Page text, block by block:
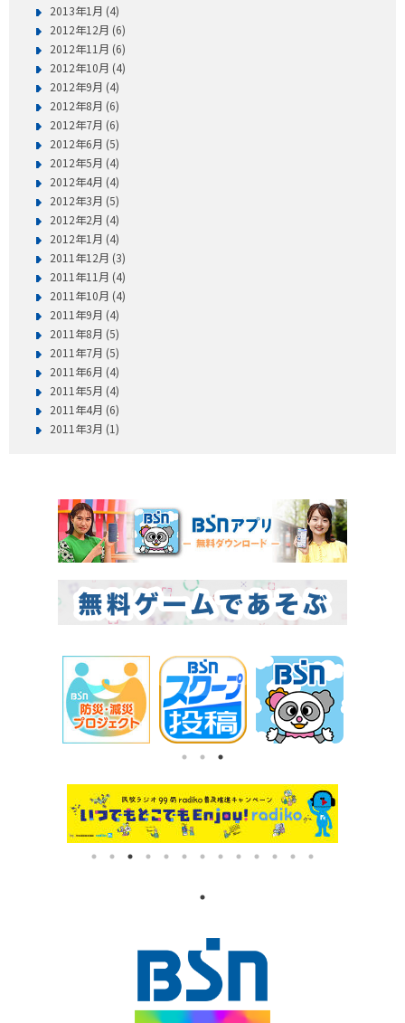
2013年1月 (4)
2012年12月 (6)
2012年11月 (6)
2012年10月 (4)
2012年9月 (4)
2012年8月 (6)
2012年7月 (6)
2012年6月 (5)
2012年5月 (4)
2012年4月 (4)
2012年3月 (5)
2012年2月 (4)
2012年1月 (4)
2011年12月 (3)
2011年11月 (4)
2011年10月 (4)
2011年9月 (4)
2011年8月 (5)
2011年7月 (5)
2011年6月 (4)
2011年5月 (4)
2011年4月 (6)
2011年3月 (1)